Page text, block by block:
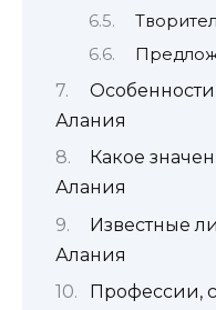
Алания
Какое
Алания
Известные
Алания
Профессии,